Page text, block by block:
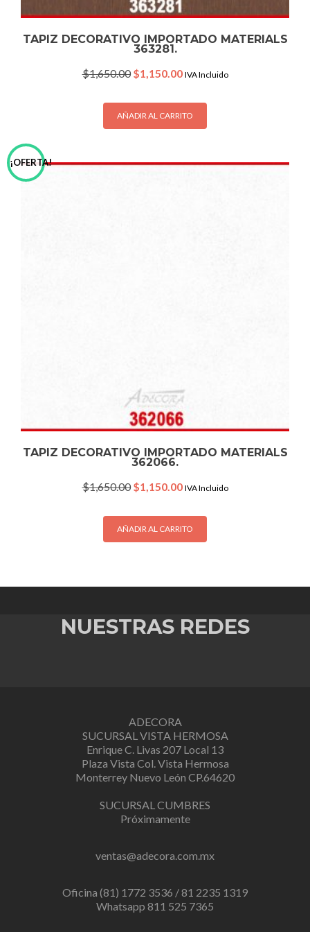
TAPIZ DECORATIVO IMPORTADO MATERIALS
363281.
$1,650.00 Original
was:
$1,650.00.
$1,150.00Current
is:
$1,150.00.
IVA Incluido
AÑADIR AL CARRITO
¡OFERTA!
TAPIZ DECORATIVO IMPORTADO MATERIALS
362066.
$1,650.00 Original
was:
$1,650.00.
$1,150.00Current
is:
$1,150.00.
IVA Incluido
AÑADIR AL CARRITO
NUESTRAS REDES
ADECORA
SUCURSAL VISTA HERMOSA
Enrique C. Livas 207 Local 13
Plaza Vista Col. Vista Hermosa
Monterrey Nuevo León CP.64620
SUCURSAL CUMBRES
Próximamente
ventas@adecora.com.mx
Oficina (81) 1772 3536 / 81 2235 1319
Whatsapp 811 525 7365